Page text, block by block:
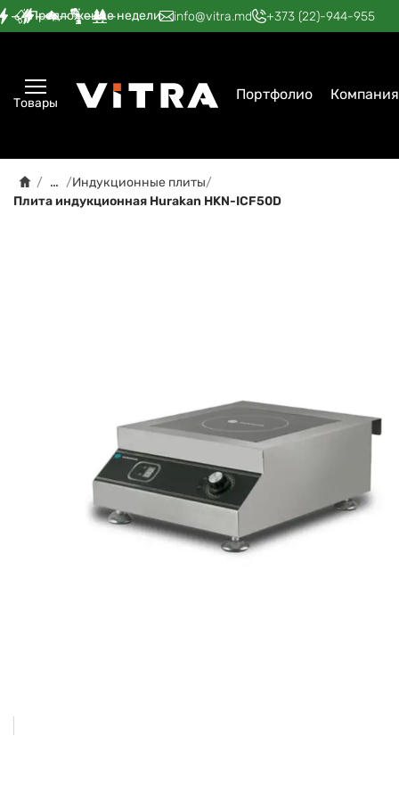
Предложение недели
— — — — — info@vitra.md +373 (22)-944-955
Товары Портфолио Компания
/ … /Индукционные плиты/
Плита индукционная Hurakan HKN-ICF50D